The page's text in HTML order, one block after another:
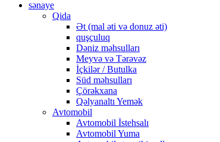
sənaye
Qida
Ət (mal əti və donuz əti)
quşçuluq
Dəniz məhsulları
Meyvə və Tərəvəz
İçkilər / Butulka
Süd məhsulları
Çörəkxana
Qəlyanaltı Yemək
Avtomobil
Avtomobil İstehsalı
Avtomobil Yuma